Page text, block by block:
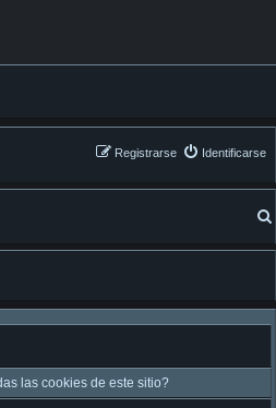
Identificarse
Registrarse
las cookies de este sitio?